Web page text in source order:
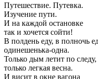
Путешествие. Путевка.
Изучение пути.
И на каждой остановке
так и хочется сойти!
В полдень еду, в полночь
одинешенька-одна.
Только дым летит по следу,
только легкая весна.
И висит в окне вагона